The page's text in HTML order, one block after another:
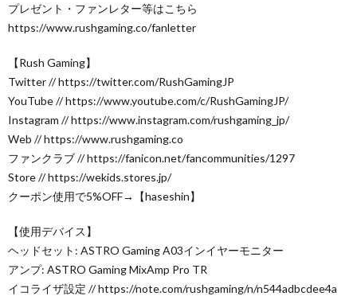
プレゼント・ファンレター等はこちら
https://www.rushgaming.co/fanletter
【Rush Gaming】
Twitter // https://twitter.com/RushGamingJP
YouTube // https://www.youtube.com/c/RushGamingJP/
Instagram // https://www.instagram.com/rushgaming_jp/
Web // https://www.rushgaming.co
ファンクラブ // https://fanicon.net/fancommunities/1297
Store // https://wekids.stores.jp/
クーポン使用で5%OFF→【haseshin】
【使用デバイス】
ヘッドセット: ASTRO Gaming A03インイヤーモニター
アンプ: ASTRO Gaming MixAmp Pro TR
イコライザ設定 // https://note.com/rushgaming/n/n544adbcdee4a